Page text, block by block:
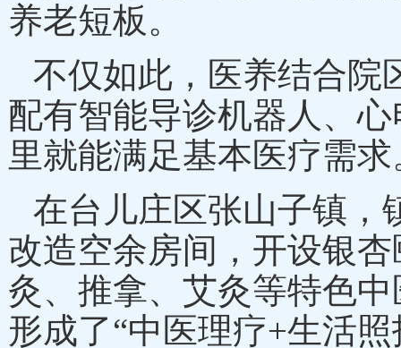
养老短板。
不仅如此，医养结合院
配有智能导诊机器人、
里就能满足基本医疗需求
在台儿庄区张山子镇，
改造空余房间，开设银
灸、推拿、艾灸等特色
形成了“中医理疗+生活